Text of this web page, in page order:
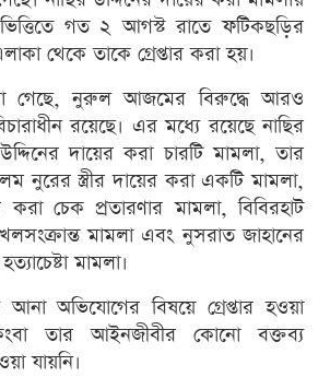
গত ২ আগস্ট রাতে ফটিকছড়ির
থেকে তাকে গ্রেপ্তার করা হয়।
গেছে, নুরুল আজমের বিরুদ্ধে আরও
রয়েছে। এর মধ্যে রয়েছে নাছির
দায়ের করা চারটি মামলা, তার
স্ত্রীর দায়ের করা একটি মামলা,
করা চেক প্রতারণার মামলা, বিবিরহাট
মামলা এবং নুসরাত জাহানের
মামলা।
অভিযোগের বিষয়ে গ্রেপ্তার হওয়া
তার আইনজীবীর কোনো বক্তব্য
যায়নি।